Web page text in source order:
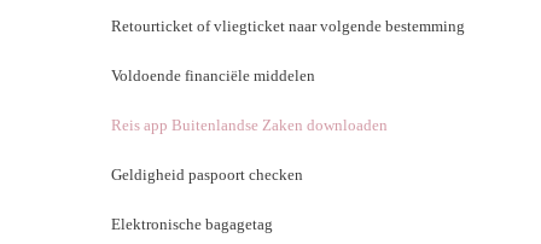
Retourticket of vliegticket naar volgende bestemming
Voldoende financiële middelen
Reis app Buitenlandse Zaken downloaden
Geldigheid paspoort checken
Elektronische bagagetag